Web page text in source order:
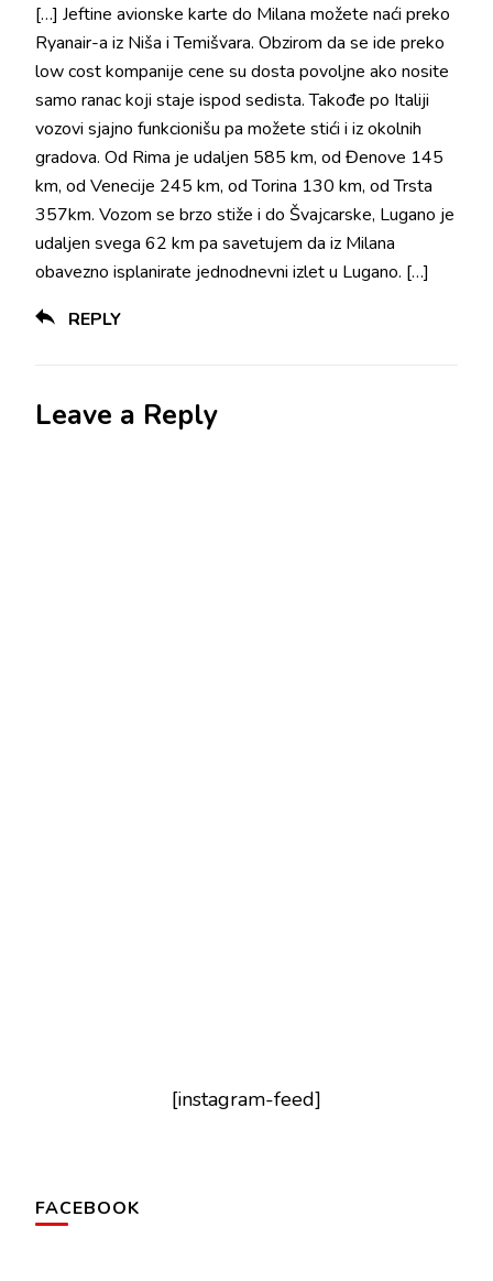
[…] Jeftine avionske karte do Milana možete naći preko
Ryanair-a iz Niša i Temišvara. Obzirom da se ide preko
low cost kompanije cene su dosta povoljne ako nosite
samo ranac koji staje ispod sedista. Takođe po Italiji
vozovi sjajno funkcionišu pa možete stići i iz okolnih
gradova. Od Rima je udaljen 585 km, od Đenove 145
km, od Venecije 245 km, od Torina 130 km, od Trsta
357km. Vozom se brzo stiže i do Švajcarske, Lugano je
udaljen svega 62 km pa savetujem da iz Milana
obavezno isplanirate jednodnevni izlet u Lugano. […]
REPLY
Leave a Reply
[instagram-feed]
FACEBOOK